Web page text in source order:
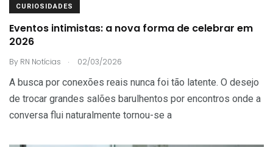
CURIOSIDADES
Eventos intimistas: a nova forma de celebrar em
2026
By RN Notícias . 02/03/2026
A busca por conexões reais nunca foi tão latente. O desejo
de trocar grandes salões barulhentos por encontros onde a
conversa flui naturalmente tornou-se a